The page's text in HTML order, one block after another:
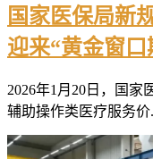
国家医保局新
迎来“黄金窗口
2026年1月20日，国家
辅助操作类医疗服务价